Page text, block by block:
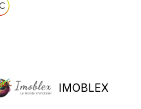
des plantes, jardin du
IMOBLEX